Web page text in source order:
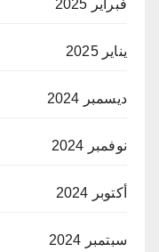
فبراير 2025
يناير 2025
ديسمبر 2024
نوفمبر 2024
أكتوبر 2024
سبتمبر 2024